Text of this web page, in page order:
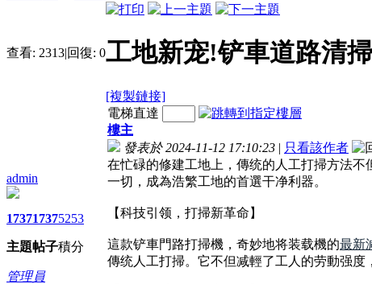
查看: 2313|回復: 0工地新宠!铲車道路清
[複製鏈接]
admin
1737
主題
1737
帖子
5253
積分
管理員
電梯直達
樓主
發表於 2024-11-12 17:10:23 | 只看該作者
在忙碌的修建工地上，傳统的人工打掃方法不
一切，成為浩繁工地的首選干净利器。
【科技引领，打掃新革命】
這款铲車門路打掃機，奇妙地将装载機的最新
傳统人工打掃。它不但减輕了工人的劳動强度